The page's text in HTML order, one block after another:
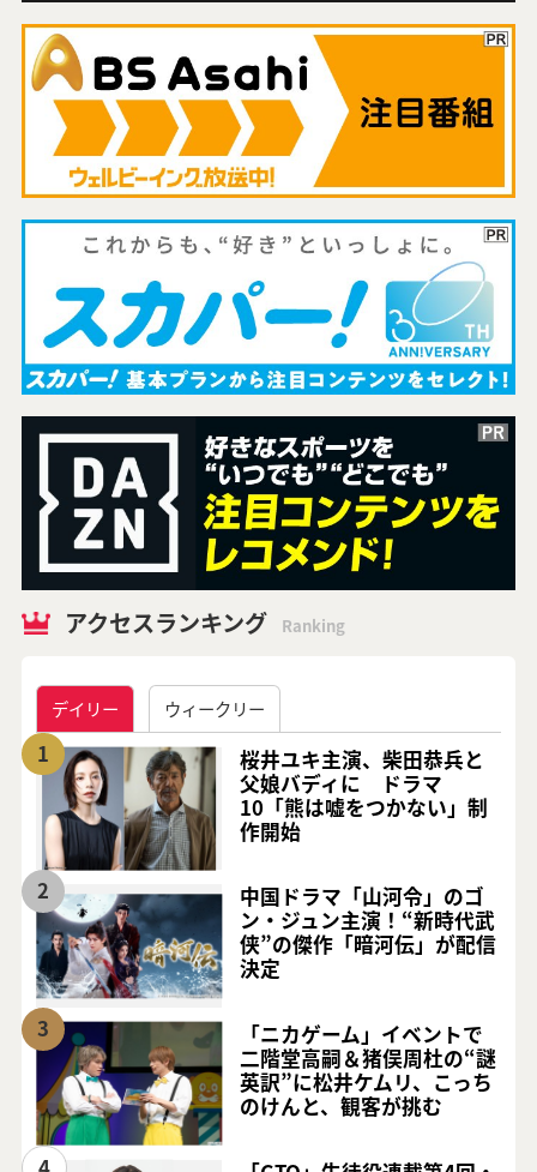
アクセスランキング Ranking
デイリー ウィークリー
1
桜井ユキ主演、柴田恭兵と
父娘バディに ドラマ
10「熊は嘘をつかない」制
作開始
2
中国ドラマ「山河令」のゴ
ン・ジュン主演！“新時代武
侠”の傑作「暗河伝」が配信
決定
3
「ニカゲーム」イベントで
二階堂高嗣＆猪俣周杜の“謎
英訳”に松井ケムリ、こっち
のけんと、観客が挑む